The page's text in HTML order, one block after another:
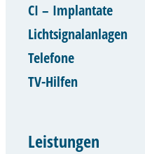
CI – Implantate
Lichtsignalanlagen
Telefone
TV-Hilfen
Leistungen